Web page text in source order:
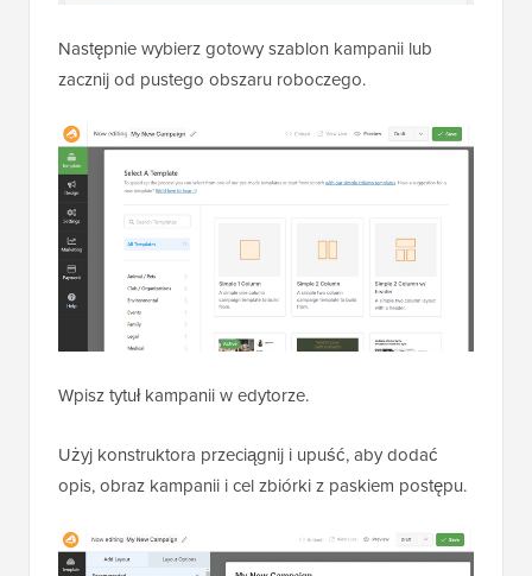
Następnie wybierz gotowy szablon kampanii lub
zacznij od pustego obszaru roboczego.
Wpisz tytuł kampanii w edytorze.
Użyj konstruktora przeciągnij i upuść, aby dodać
opis, obraz kampanii i cel zbiórki z paskiem postępu.